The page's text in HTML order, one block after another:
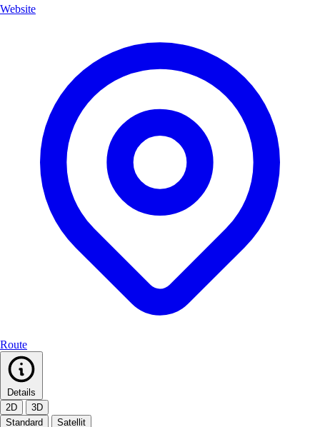
Website
Route
Details
2D
3D
Standard
Satellit